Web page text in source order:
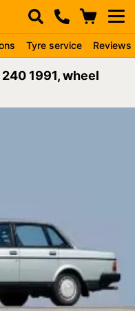
Tyre service Reviews
1991, wheel